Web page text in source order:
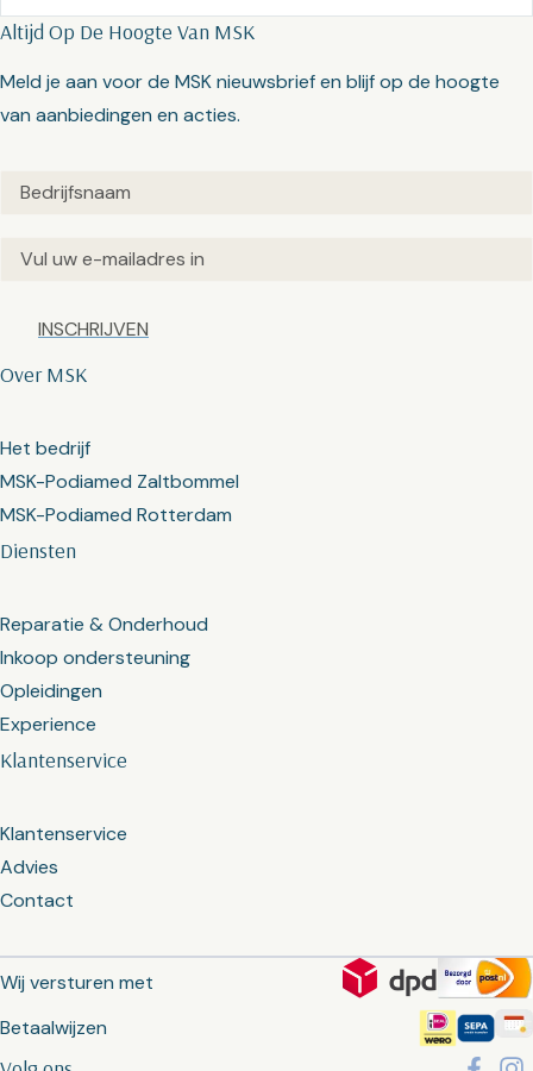
Klantenservice
Klantenservice
Advies
Contact
Diensten
Reparatie & Onderhoud
Inkoop ondersteuning
Opleidingen
Experience
Over MSK
Het bedrijf
MSK-Podiamed Zaltbommel
MSK-Podiamed Rotterdam
Altijd Op De Hoogte Van MSK
Meld je aan voor de MSK nieuwsbrief en blijf op de hoogte
van aanbiedingen en acties.
Untitled(Vereist)
Email(Vereist)
Captcha
Wij versturen met
Betaalwijzen